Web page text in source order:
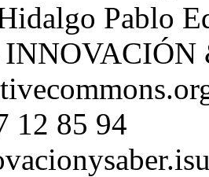
Pablo
INNOVACIÓN
12 85 94